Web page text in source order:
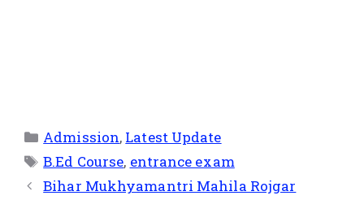
Admission, Latest Update
B.Ed Course, entrance exam
Bihar Mukhyamantri Mahila Rojgar